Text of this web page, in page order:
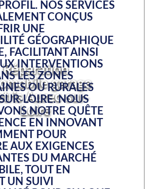
Réparation
garage
Aurec-sur-
Loire
NOS SERVICES
CONÇUS
UNE
GÉOGRAPHIQUE
FACILITANT AINSI
INTERVENTIONS
LES ZONES
OU RURALES
LOIRE. NOUS
NOTRE QUÊTE
EN INNOVANT
POUR
AUX EXIGENCES
DU MARCHÉ
TOUT EN
UN SUIVI